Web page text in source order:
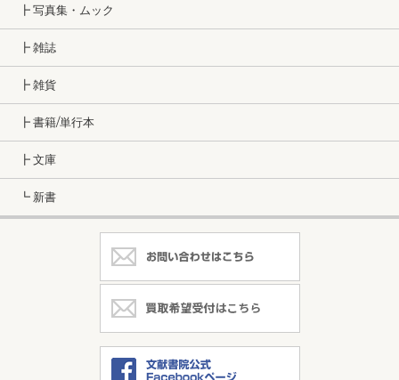
┣ 写真集・ムック
┣ 雑誌
┣ 雑貨
┣ 書籍/単行本
┣ 文庫
┗ 新書